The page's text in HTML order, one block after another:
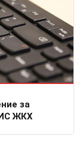
за
ЖКХ